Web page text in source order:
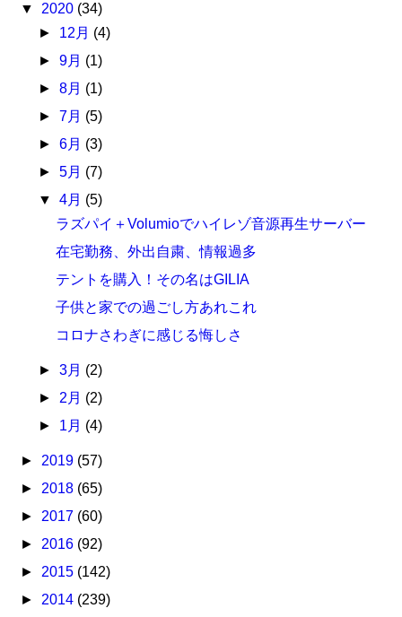
▼ 2020 (34)
► 12月 (4)
► 9月 (1)
► 8月 (1)
► 7月 (5)
► 6月 (3)
► 5月 (7)
▼ 4月 (5)
ラズパイ＋Volumioでハイレゾ音源再生サーバー
在宅勤務、外出自粛、情報過多
テントを購入！その名はGILIA
子供と家での過ごし方あれこれ
コロナさわぎに感じる悔しさ
► 3月 (2)
► 2月 (2)
► 1月 (4)
► 2019 (57)
► 2018 (65)
► 2017 (60)
► 2016 (92)
► 2015 (142)
► 2014 (239)